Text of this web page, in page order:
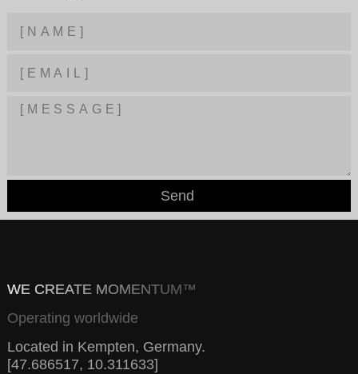
Send
WE CREATE MOMENTUM™
Operating worldwide
Located in Kempten, Germany.
[47.686517, 10.311633]